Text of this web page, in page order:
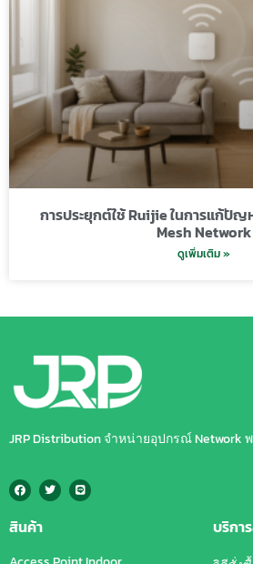
การประยุกต์ใช้ Ruijie ในการแก้ปัญ
Mesh Network
ดูเพิ่มเติม »
JRP Distribution จำหน่ายอุปกรณ์ Network
สินค้า บริกา